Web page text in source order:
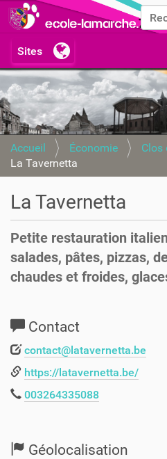
Accueil Économie
Clos
La Tavernetta
La Tavernetta
Petite restauration
salades, pâtes, pizzas,
chaudes et froides,
Contact
contact@latavernetta.be
https://latavernetta.be/
003264335088
Géolocalisation